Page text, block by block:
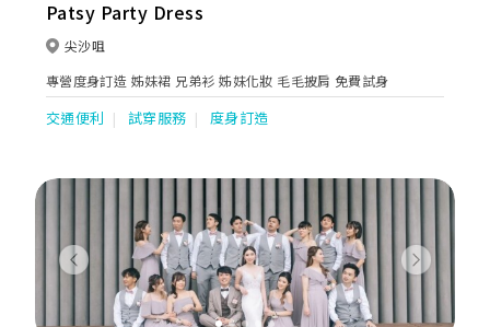
Patsy Party Dress
尖沙咀
專營度身訂造 姊妹裙 兄弟衫 姊妹化妝 毛毛披肩 免費試身
交通便利 試穿服務 度身訂造
Previous Next